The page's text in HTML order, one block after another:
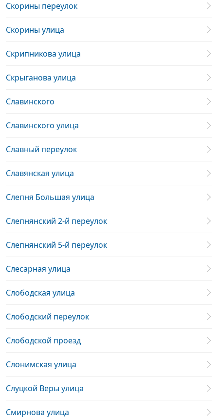
Скорины переулок
Скорины улица
Скрипникова улица
Скрыганова улица
Славинского
Славинского улица
Славный переулок
Славянская улица
Слепня Большая улица
Слепнянский 2-й переулок
Слепнянский 5-й переулок
Слесарная улица
Слободская улица
Слободский переулок
Слободской проезд
Слонимская улица
Слуцкой Веры улица
Смирнова улица